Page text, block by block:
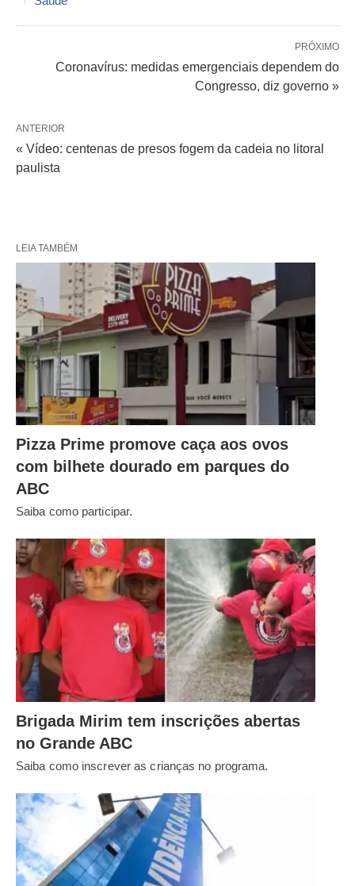
PRÓXIMO
Coronavírus: medidas emergenciais dependem do
Congresso, diz governo »
ANTERIOR
« Vídeo: centenas de presos fogem da cadeia no litoral
paulista
LEIA TAMBÉM
Pizza Prime promove caça aos ovos
com bilhete dourado em parques do
ABC
Saiba como participar.
Brigada Mirim tem inscrições abertas
no Grande ABC
Saiba como inscrever as crianças no programa.